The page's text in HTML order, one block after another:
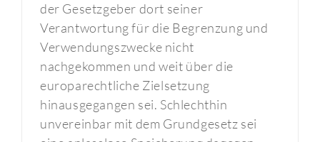
der Gesetzgeber dort seiner
Verantwortung für die Begrenzung und
Verwendungszwecke nicht
nachgekommen und weit über die
europarechtliche Zielsetzung
hinausgegangen sei. Schlechthin
unvereinbar mit dem Grundgesetz sei